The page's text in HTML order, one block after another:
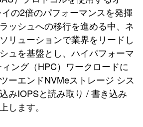
の2倍のパフォーマンスを発揮
ッシュへの移行を進める中、ネ
リューションで業界をリードし
ュを基盤とし、ハイパフォーマ
ング（HPC）ワークロードに
ーエンドNVMeストレージ シス
みIOPSと読み取り / 書き込み
します。